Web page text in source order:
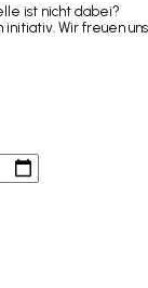
ist nicht dabei?
Wir freuen uns